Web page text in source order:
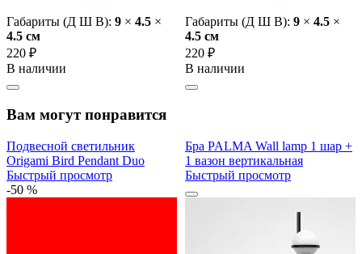
Габариты (Д Ш В): 9 × 4.5 ×
4.5 cм
220 ₽
В наличии
Габариты (Д Ш В): 9 × 4.5 ×
4.5 cм
220 ₽
В наличии
Вам могут понравится
Подвесной светильник
Origami Bird Pendant Duo
Быстрый просмотр
-50 %
Бра PALMA Wall lamp 1 шар +
1 вазон вертикальная
Быстрый просмотр